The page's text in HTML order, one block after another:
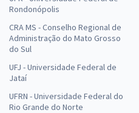
Rondonópolis
CRA MS - Conselho Regional de
Administração do Mato Grosso
do Sul
UFJ - Universidade Federal de
Jataí
UFRN - Universidade Federal do
Rio Grande do Norte